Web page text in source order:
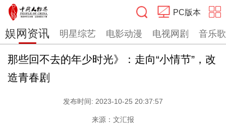
PC版本
搜索
娱网资讯 明星综艺 电影动漫 电视网剧 音乐
那些回不去的年少时光》：走向“小情节”，改
造青春剧
发布时间: 2023-10-25 20:37:57
来源：文汇报